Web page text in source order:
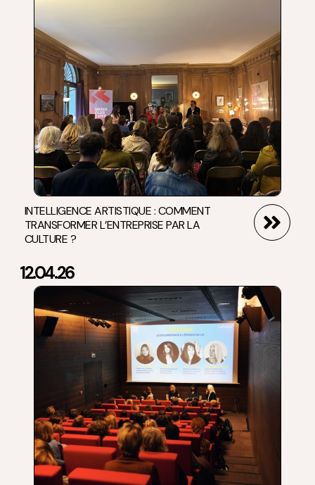
INTELLIGENCE ARTISTIQUE : COMMENT
TRANSFORMER L’ENTREPRISE PAR LA
CULTURE ?
12.04.26